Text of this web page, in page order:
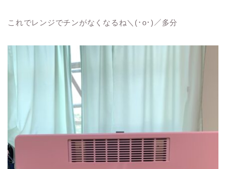
これでレンジでチンがなくなるね＼(･o･)／多分